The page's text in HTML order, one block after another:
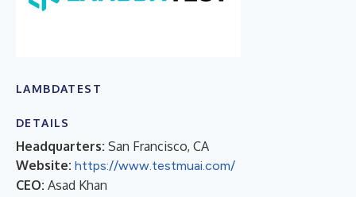
LAMBDATEST
DETAILS
Headquarters: San Francisco, CA
Website: https://www.testmuai.com/
CEO: Asad Khan